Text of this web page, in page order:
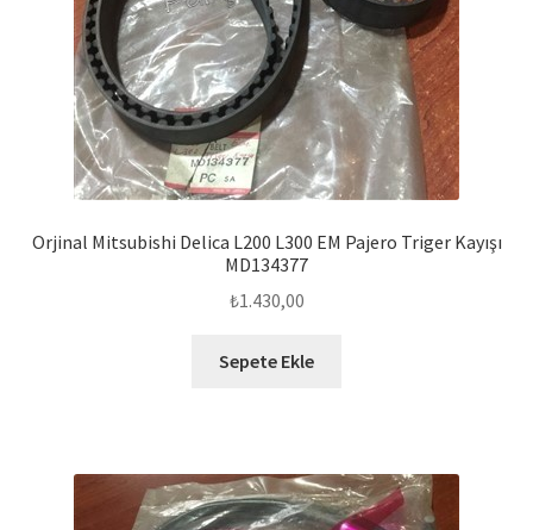
Orjinal Mitsubishi Delica L200 L300 EM Pajero Triger Kayışı
MD134377
₺1.430,00
Sepete Ekle